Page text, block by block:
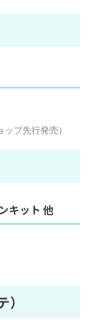
プ先行発売）
キット 他